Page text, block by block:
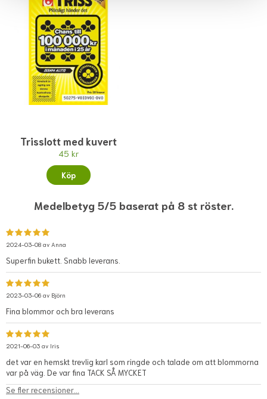
Trisslott med kuvert
45 kr
Köp
Medelbetyg 5/5 baserat på 8 st röster.
2024-03-08 av Anna
Superfin bukett. Snabb leverans.
2023-03-06 av Björn
Fina blommor och bra leverans
2021-06-03 av Iris
det var en hemskt trevlig karl som ringde och talade om att blommorna
var på väg. De var fina TACK SÅ MYCKET
Se fler recensioner...